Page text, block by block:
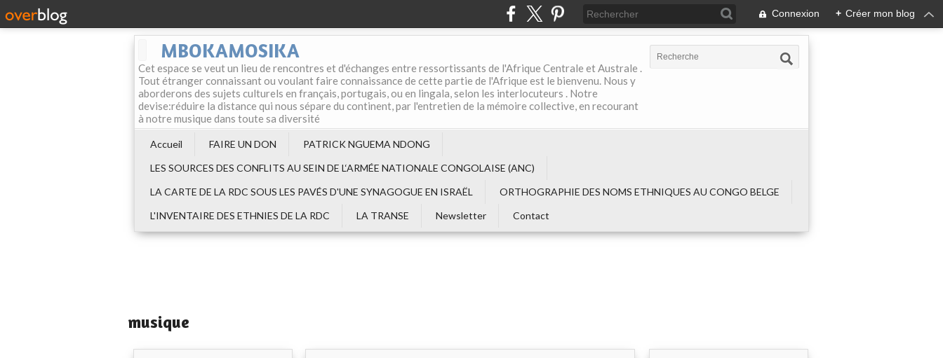
Connexion + Créer mon blog
MBOKAMOSIKA
Cet espace se veut un lieu de rencontres et d'échanges entre ressortissants de l'Afrique Centrale et Australe .
Tout étranger connaissant ou voulant faire connaissance de cette partie de l'Afrique est le bienvenu. Nous y
aborderons des sujets culturels en français, portugais, ou en lingala, selon les interlocuteurs . Notre
devise:réduire la distance qui nous sépare du continent, par l'entretien de la mémoire collective, en recourant
à notre musique dans toute sa diversité
Accueil FAIRE UN DON
PATRICK NGUEMA NDONG
LES SOURCES DES CONFLITS AU SEIN DE L‘ARMÉE NATIONALE CONGOLAISE (ANC)
LA CARTE DE LA RDC SOUS LES PAVÉS D'UNE SYNAGOGUE EN ISRAËL
ORTHOGRAPHIE DES NOMS ETHNIQUES AU CONGO BELGE
L'INVENTAIRE DES ETHNIES DE LA RDC
LA TRANSE Newsletter Contact
musique